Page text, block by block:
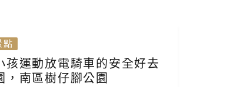
點
孩運動放電騎車的安全好去
，南區樹仔腳公園